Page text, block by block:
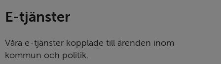
E-tjänster
Våra e-tjänster kopplade till ärenden inom
kommun och politik.